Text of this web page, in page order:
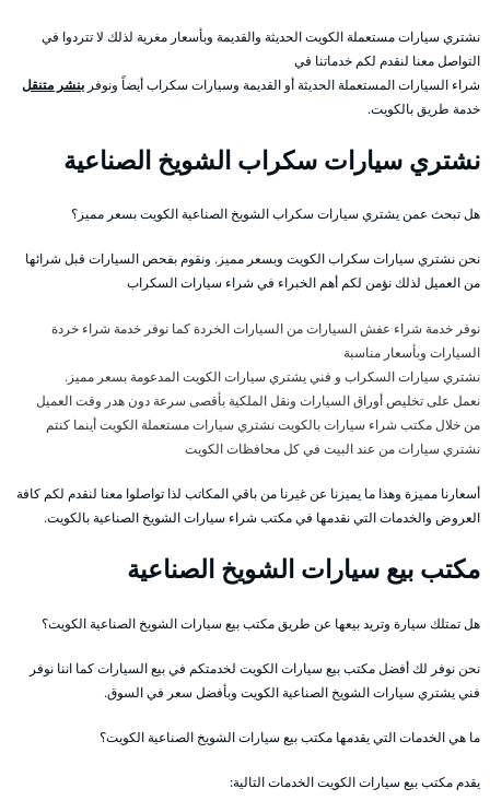
نشتري سيارات مستعملة الكويت الحديثة والقديمة وبأسعار مغرية لذلك لا تتردوا في
التواصل معنا لنقدم لكم خدماتنا في
شراء السيارات المستعملة الحديثة أو القديمة وسيارات سكراب أيضاً ونوفر بنشر متنقل
خدمة طريق بالكويت.
نشتري سيارات سكراب الشويخ الصناعية
هل تبحث عمن يشتري سيارات سكراب الشويخ الصناعية الكويت بسعر مميز؟
نحن نشتري سيارات سكراب الكويت وبسعر مميز. ونقوم بفحص السيارات قبل شرائها
من العميل لذلك نؤمن لكم أهم الخبراء في شراء سيارات السكراب
نوفر خدمة شراء عفش السيارات من السيارات الخردة كما نوفر خدمة شراء خردة
السيارات وبأسعار مناسبة
نشتري سيارات السكراب و فني يشتري سيارات الكويت المدعومة بسعر مميز.
نعمل على تخليص أوراق السيارات ونقل الملكية بأقصى سرعة دون هدر وقت العميل
من خلال مكتب شراء سيارات بالكويت نشتري سيارات مستعملة الكويت أينما كنتم
نشتري سيارات من عند البيت في كل محافظات الكويت
أسعارنا مميزة وهذا ما يميزنا عن غيرنا من باقي المكاتب لذا تواصلوا معنا لنقدم لكم كافة
العروض والخدمات التي نقدمها في مكتب شراء سيارات الشويخ الصناعية بالكويت.
مكتب بيع سيارات الشويخ الصناعية
هل تمتلك سيارة وتريد بيعها عن طريق مكتب بيع سيارات الشويخ الصناعية الكويت؟
نحن نوفر لك أفضل مكتب بيع سيارات الكويت لخدمتكم في بيع السيارات كما اننا نوفر
فني يشتري سيارات الشويخ الصناعية الكويت وبأفضل سعر في السوق.
ما هي الخدمات التي يقدمها مكتب بيع سيارات الشويخ الصناعية الكويت؟
يقدم مكتب بيع سيارات الكويت الخدمات التالية: